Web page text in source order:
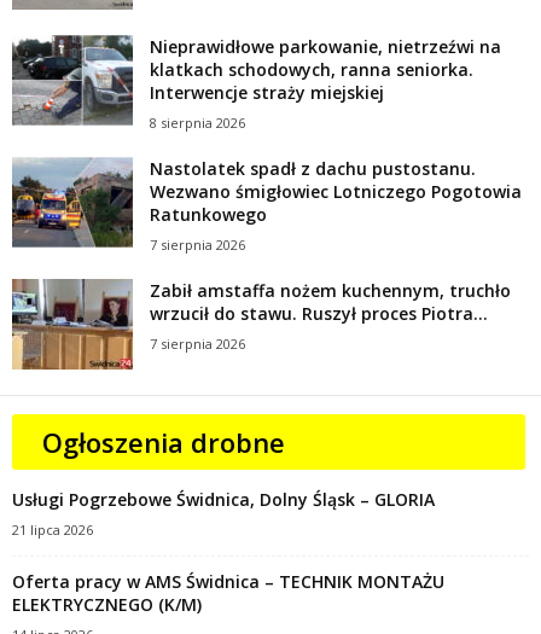
Nieprawidłowe parkowanie, nietrzeźwi na
klatkach schodowych, ranna seniorka.
Interwencje straży miejskiej
8 sierpnia 2026
Nastolatek spadł z dachu pustostanu.
Wezwano śmigłowiec Lotniczego Pogotowia
Ratunkowego
7 sierpnia 2026
Zabił amstaffa nożem kuchennym, truchło
wrzucił do stawu. Ruszył proces Piotra...
7 sierpnia 2026
Ogłoszenia drobne
Usługi Pogrzebowe Świdnica, Dolny Śląsk – GLORIA
21 lipca 2026
Oferta pracy w AMS Świdnica – TECHNIK MONTAŻU
ELEKTRYCZNEGO (K/M)